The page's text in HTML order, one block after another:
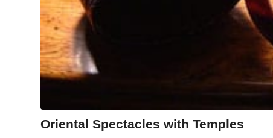
Oriental Spectacles with Temples